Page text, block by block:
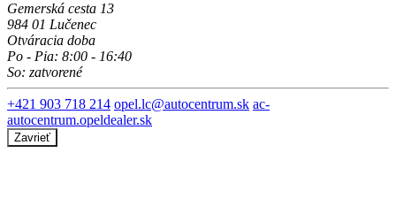
Gemerská cesta 13
984 01 Lučenec
Otváracia doba
Po - Pia: 8:00 - 16:40
So: zatvorené
+421 903 718 214 opel.lc@autocentrum.sk ac-
autocentrum.opeldealer.sk
Zavrieť